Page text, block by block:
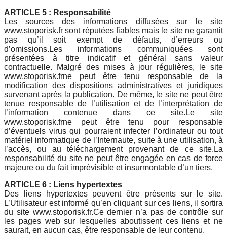
ARTICLE 5 : Responsabilité
Les sources des informations diffusées sur le site
www.stoporisk.fr sont réputées fiables mais le site ne garantit
pas qu’il soit exempt de défauts, d’erreurs ou
d’omissions.Les informations communiquées sont
présentées à titre indicatif et général sans valeur
contractuelle. Malgré des mises à jour régulières, le site
www.stoporisk.frne peut être tenu responsable de la
modification des dispositions administratives et juridiques
survenant après la publication. De même, le site ne peut être
tenue responsable de l’utilisation et de l’interprétation de
l’information contenue dans ce site.Le site
www.stoporisk.frne peut être tenu pour responsable
d’éventuels virus qui pourraient infecter l’ordinateur ou tout
matériel informatique de l’Internaute, suite à une utilisation, à
l’accès, ou au téléchargement provenant de ce site.La
responsabilité du site ne peut être engagée en cas de force
majeure ou du fait imprévisible et insurmontable d’un tiers.
ARTICLE 6 : Liens hypertextes
Des liens hypertextes peuvent être présents sur le site.
L’Utilisateur est informé qu’en cliquant sur ces liens, il sortira
du site www.stoporisk.fr.Ce dernier n’a pas de contrôle sur
les pages web sur lesquelles aboutissent ces liens et ne
saurait, en aucun cas, être responsable de leur contenu.